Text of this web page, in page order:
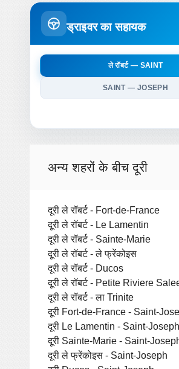
ड्राइवर का सहायक
ले रॉबर्ट — SAINT
SAINT — JOSEPH
अन्य शहरों के बीच दूरी
दूरी ले रॉबर्ट - Fort-de-France
दूरी ले रॉबर्ट - Le Lamentin
दूरी ले रॉबर्ट - Sainte-Marie
दूरी ले रॉबर्ट - ले फ्रेंकोइस
दूरी ले रॉबर्ट - Ducos
दूरी ले रॉबर्ट - Petite Riviere
दूरी ले रॉबर्ट - ला Trinite
दूरी Fort-de-France - Saint-
दूरी Le Lamentin - Saint-Joseph
दूरी Sainte-Marie - Saint-
दूरी ले फ्रेंकोइस - Saint-Joseph